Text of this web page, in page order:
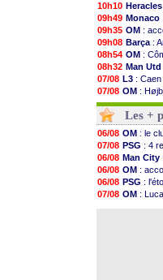
10h10 Heracles
09h49 Monaco
09h35 OM :
09h08 Barça :
08h54 OM :
08h32 Man Utd
07/08 L3 :
07/08 OM :
07/08 OM:
07/08
Leipzig :
07/08 L3: 1ère
07/08 OM :
07/08 Villarreal
07/08 Lyon: la
07/08 OM : un
07/08 Brest :
07/08 OM :
:
Les +
06/08 OM : le
07/08 PSG : 4
06/08 Man City
06/08 OM :
06/08 PSG :
07/08 OM :